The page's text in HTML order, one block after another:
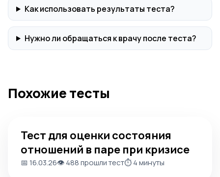
Как использовать результаты теста?
Нужно ли обращаться к врачу после теста?
Похожие тесты
Тест для оценки состояния
отношений в паре при кризисе
📅 16.03.26👁️ 488 прошли тест⏱️ 4 минуты